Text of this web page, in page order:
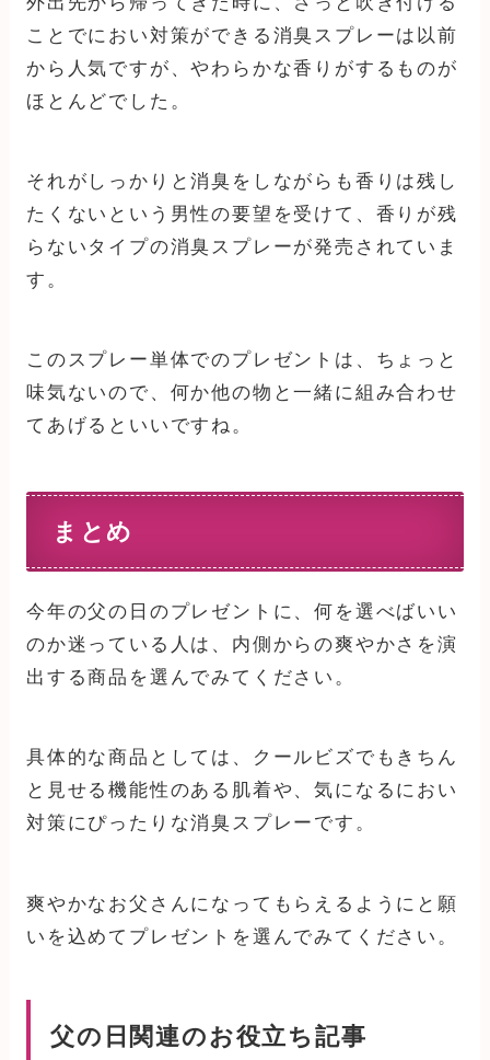
ことでにおい対策ができる消臭スプレーは以前
から人気ですが、やわらかな香りがするものが
ほとんどでした。
それがしっかりと消臭をしながらも香りは残し
たくないという男性の要望を受けて、香りが残
らないタイプの消臭スプレーが発売されていま
す。
このスプレー単体でのプレゼントは、ちょっと
味気ないので、何か他の物と一緒に組み合わせ
てあげるといいですね。
まとめ
今年の父の日のプレゼントに、何を選べばいい
のか迷っている人は、内側からの爽やかさを演
出する商品を選んでみてください。
具体的な商品としては、クールビズでもきちん
と見せる機能性のある肌着や、気になるにおい
対策にぴったりな消臭スプレーです。
爽やかなお父さんになってもらえるようにと願
いを込めてプレゼントを選んでみてください。
父の日関連のお役立ち記事